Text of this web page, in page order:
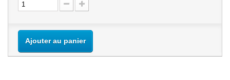
Ajouter au panier